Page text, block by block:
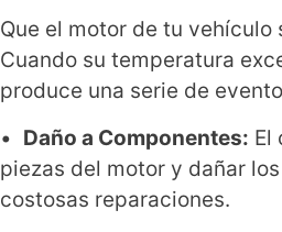
Que el motor de tu
Cuando su temperatura
produce una serie de
• Daño a Componentes: El
piezas del motor y dañar
costosas reparaciones.